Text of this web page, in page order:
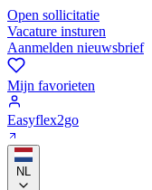
Open sollicitatie
Vacature insturen
Aanmelden nieuwsbrief
Mijn favorieten
Easyflex2go
NL